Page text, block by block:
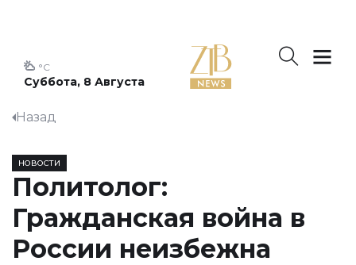
Суббота, 8 Августа
°C
Назад
НОВОСТИ
Политолог:
Гражданская война в
России неизбежна